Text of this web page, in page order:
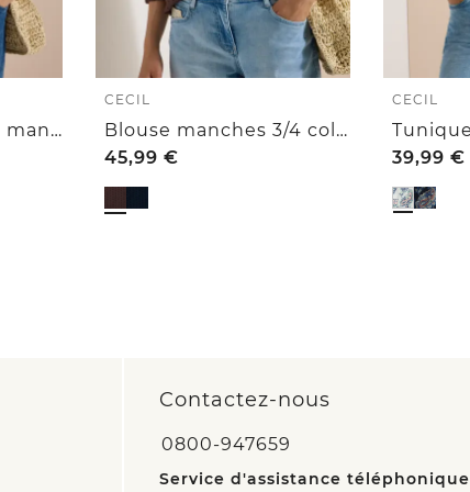
Blouse imprimée à manches 3/4, à col fendu
CECIL
Blouse manches 3/4 col fendu en matière structurée
45,99 €
CECIL
39,99 €
Contactez-nous
0800-947659
Service d'assistance téléphonique